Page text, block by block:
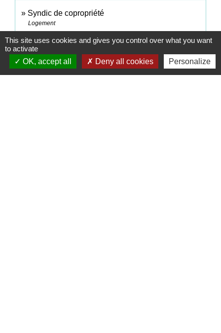
Syndic de copropriété
Logement
Syndicat de copropriétaires
Logement
Conseil syndical de copropriété
This site uses cookies and gives you control over what you want
to activate
OK, accept all
Deny all cookies Personalize